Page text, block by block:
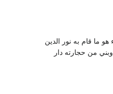
هو ما قام به نور الدين
الجدار حوالي ثلاثة أذرع ، وبقي هذا الجدار حتى عام 1926 م حيث هدم وبني من حجارته دار